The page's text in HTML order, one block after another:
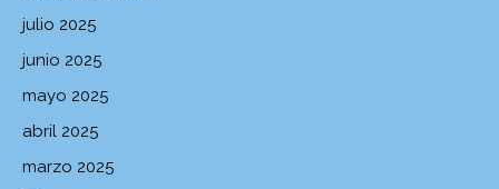
julio 2025
junio 2025
mayo 2025
abril 2025
marzo 2025